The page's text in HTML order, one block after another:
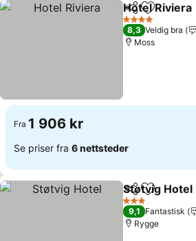
Del Legg til i
Hotel Riviera
4 Stjerner
8,3 Veldig bra
Moss
Fra 1 906 kr
Se priser fra 6 nettsteder
Del Legg til i
Støtvig Hotel
3 Stjerner
9,1 Fantastisk
Rygge